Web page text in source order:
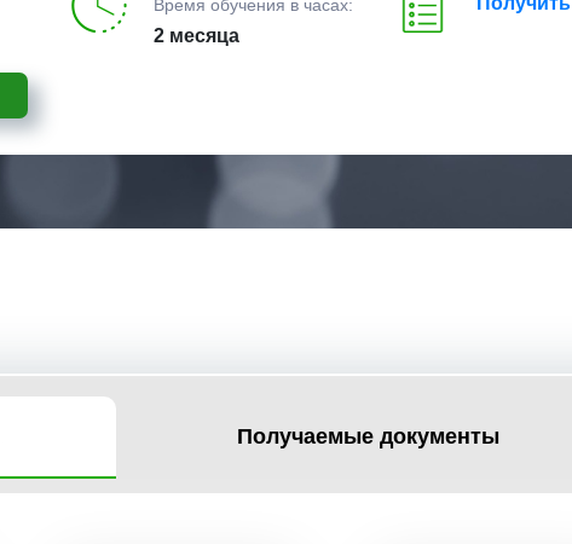
Время обучения в часах:
2 месяца
Получаемые документы